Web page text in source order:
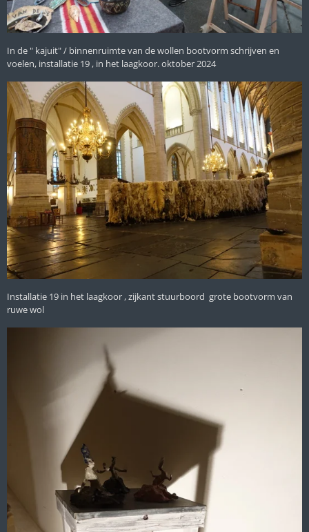
In de " kajuit" / binnenruimte van de wollen bootvorm schrijven en
voelen, installatie 19 , in het laagkoor. oktober 2024
Installatie 19 in het laagkoor , zijkant stuurboord grote bootvorm van
ruwe wol